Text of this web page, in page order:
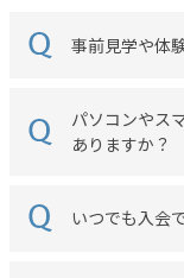
事前見学や体
パソコンやス
ありますか？
いつでも入会